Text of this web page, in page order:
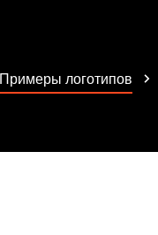
Примеры логотипов